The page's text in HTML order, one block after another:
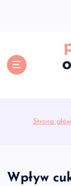
Strona
Wpływ